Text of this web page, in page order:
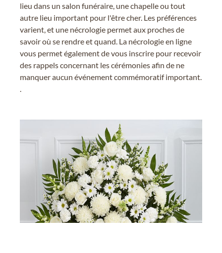
lieu dans un salon funéraire, une chapelle ou tout
autre lieu important pour l'être cher. Les préférences
varient, et une nécrologie permet aux proches de
savoir où se rendre et quand. La nécrologie en ligne
vous permet également de vous inscrire pour recevoir
des rappels concernant les cérémonies afin de ne
manquer aucun événement commémoratif important.